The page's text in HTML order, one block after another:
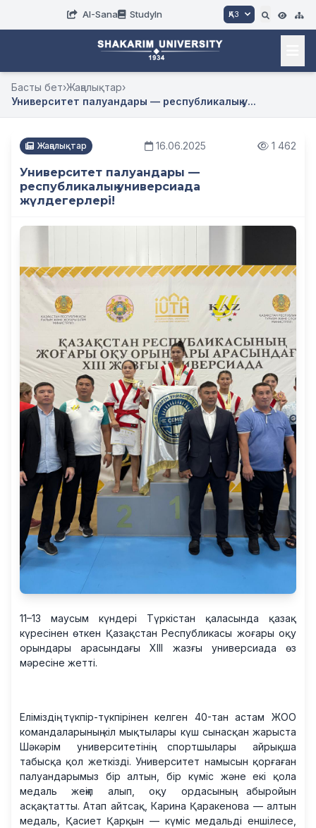
AI-Sana StudyIn ҚАЗ
Басты бет›Жаңалықтар›
Университет палуандары — республикалық у...
Жаңалықтар 16.06.2025 1 462
Университет палуандары —
республикалық универсиада
жүлдегерлері!
11–13 маусым күндері Түркістан қаласында қазақ
күресінен өткен Қазақстан Республикасы жоғары оқу
орындары арасындағы XIII жазғы универсиада өз
мәресіне жетті.
Еліміздің түкпір-түкпірінен келген 40-тан астам ЖОО
командаларының кіл мықтылары күш сынасқан жарыста
Шәкәрім университетінің спортшылары айрықша
табысқа қол жеткізді. Университет намысын қорғаған
палуандарымыз бір алтын, бір күміс және екі қола
медаль жеңіп алып, оқу ордасының абыройын
асқақтатты. Атап айтсақ, Карина Қаракенова — алтын
медаль, Қасиет Қарқын — күміс медальді еншілесе,